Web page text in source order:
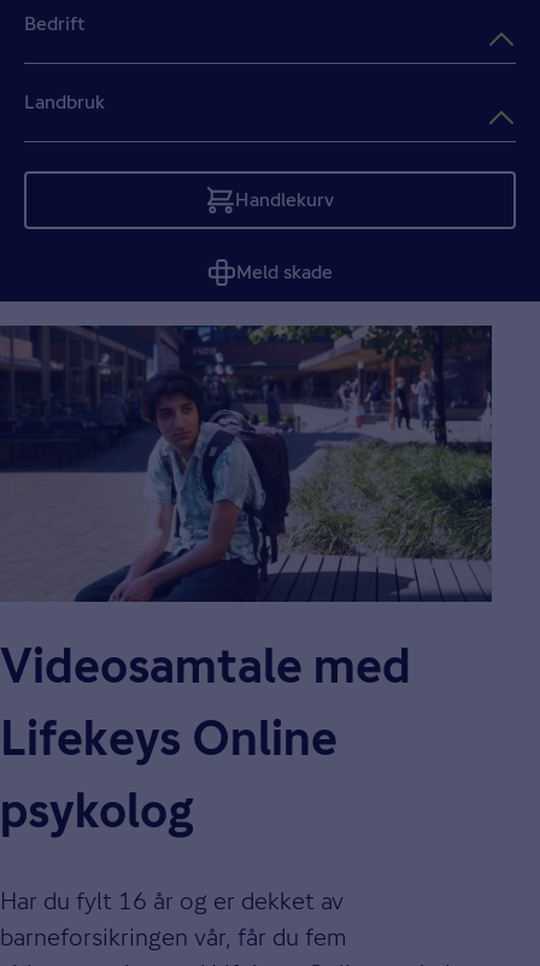
Bedrift
Landbruk
Handlekurv
Tom
Meld skade
Video­samtale med
Lifekeys Online
psykolog
Har du fylt 16 år og er dekket av
barneforsikringen vår, får du fem